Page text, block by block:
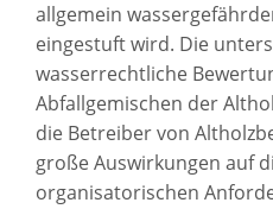
allgemein
eingestuft wird. Die
wasserrechtliche
Abfallgemischen der
die Betreiber von
große Auswirkungen auf
organisatorischen